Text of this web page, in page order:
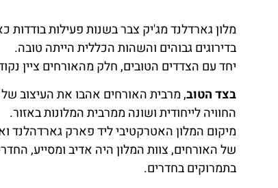
מלון גארדלנד מג'יק צבר בשנות פעילות בודדות
בדירוגים גבוהים והשהות הכללית הייתה טובה.
יחד עם הצדדים הטובים, חלק מהאורחים ציין
בצד הטוב, מרבית האורחים אהבו את העיצוב של
החוויה לייחודית ושונה ממרבית המלונות באזור.
מיקום המלון האטרקטיבי ליד פארק גארדהלנד
של האורחים, צוות המלון היה אדיב ומסייע,
בתמרוקים בחדרים.